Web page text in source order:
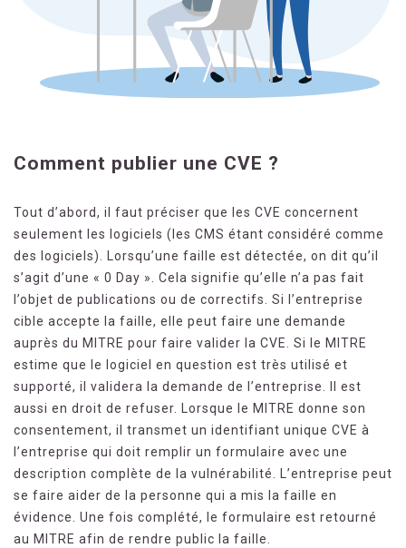
Comment publier une CVE ?
Tout d’abord, il faut préciser que les CVE concernent
seulement les logiciels (les CMS étant considéré comme
des logiciels). Lorsqu’une faille est détectée, on dit qu’il
s’agit d’une « 0 Day ». Cela signifie qu’elle n’a pas fait
l’objet de publications ou de correctifs. Si l’entreprise
cible accepte la faille, elle peut faire une demande
auprès du MITRE pour faire valider la CVE. Si le MITRE
estime que le logiciel en question est très utilisé et
supporté, il validera la demande de l’entreprise. Il est
aussi en droit de refuser. Lorsque le MITRE donne son
consentement, il transmet un identifiant unique CVE à
l’entreprise qui doit remplir un formulaire avec une
description complète de la vulnérabilité. L’entreprise peut
se faire aider de la personne qui a mis la faille en
évidence. Une fois complété, le formulaire est retourné
au MITRE afin de rendre public la faille.